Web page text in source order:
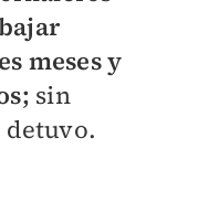
meses y
sin
detuvo.